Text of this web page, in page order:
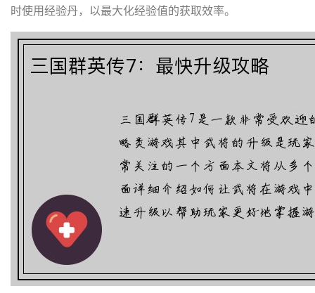
时使用经验丹，以最大化经验值的获取效率。